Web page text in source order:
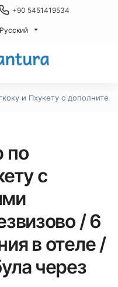
+90 5451419534
Русский
и Пхукету с
по
с
/ 6
в отеле /
через